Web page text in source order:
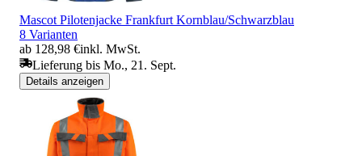
Mascot Pilotenjacke Frankfurt Kornblau/Schwarzblau
8 Varianten
ab 128,98 €inkl. MwSt.
Lieferung bis Mo., 21. Sept.
Details anzeigen